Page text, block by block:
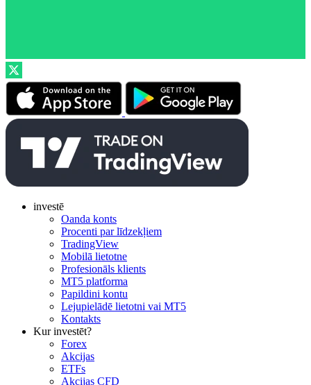
investē
Oanda konts
Procenti par līdzekļiem
TradingView
Mobilā lietotne
Profesionāls klients
MT5 platforma
Papildini kontu
Lejupielādē lietotni vai MT5
Kontakts
Kur investēt?
Forex
Akcijas
ETFs
Akcijas CFD